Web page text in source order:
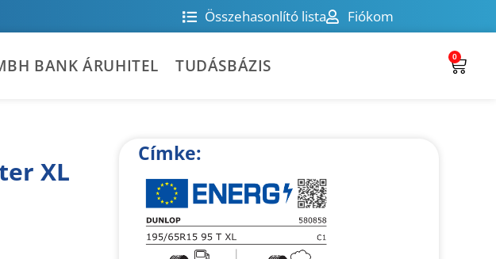
Összehasonlító lista Fiókom
BANK ÁRUHITEL TUDÁSBÁZIS 0
XL
Címke: